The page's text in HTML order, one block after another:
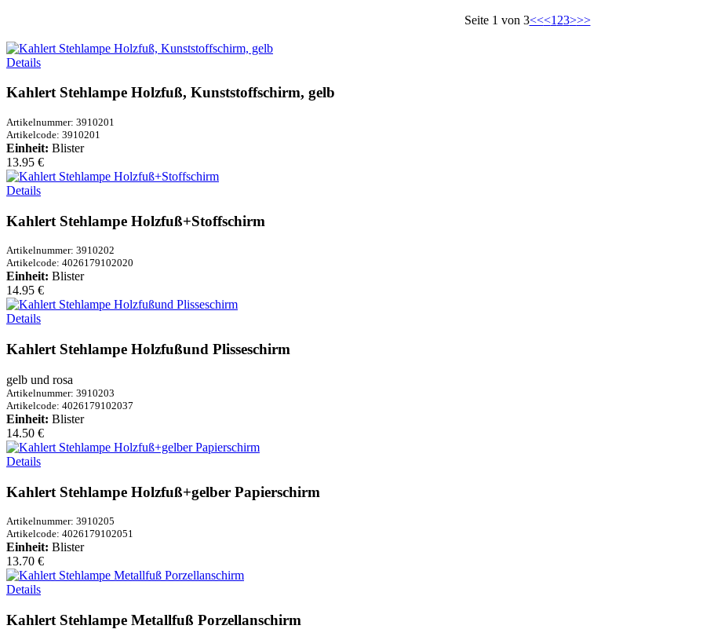
Seite 1 von 3<<<1 23>>>
Details
Kahlert Stehlampe Holzfuß, Kunststoffschirm, gelb
Artikelnummer: 3910201
Artikelcode: 3910201
Einheit: Blister
13.95 €
Details
Kahlert Stehlampe Holzfuß+Stoffschirm
Artikelnummer: 3910202
Artikelcode: 4026179102020
Einheit: Blister
14.95 €
Details
Kahlert Stehlampe Holzfußund Plisseschirm
gelb und rosa
Artikelnummer: 3910203
Artikelcode: 4026179102037
Einheit: Blister
14.50 €
Details
Kahlert Stehlampe Holzfuß+gelber Papierschirm
Artikelnummer: 3910205
Artikelcode: 4026179102051
Einheit: Blister
13.70 €
Details
Kahlert Stehlampe Metallfuß Porzellanschirm